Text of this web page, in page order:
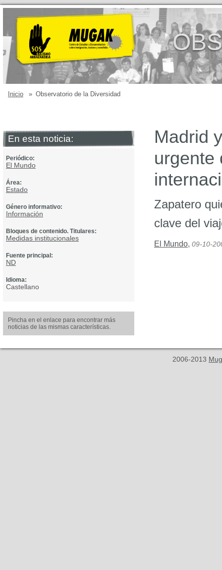
Inicio » Observatorio de la Diversidad
En esta noticia:
Periódico:
El Mundo
Área:
Estado
Género informativo:
Información
Bloques de contenido. Titulares:
Medidas institucionales
Fuente principal:
ND
Idioma:
Castellano
Pincha en el enlace para encontrar más
noticias de las mismas características.
Madrid
urgente
Zapatero
clave del
El Mundo, 09-10-
2006-2013